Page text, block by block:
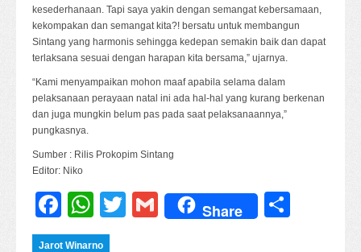
kesederhanaan. Tapi saya yakin dengan semangat kebersamaan,
kekompakan dan semangat kita?! bersatu untuk membangun
Sintang yang harmonis sehingga kedepan semakin baik dan dapat
terlaksana sesuai dengan harapan kita bersama,” ujarnya.
“Kami menyampaikan mohon maaf apabila selama dalam
pelaksanaan perayaan natal ini ada hal-hal yang kurang berkenan
dan juga mungkin belum pas pada saat pelaksanaannya,”
pungkasnya.
Sumber : Rilis Prokopim Sintang
Editor: Niko
Facebook
WhatsApp
TwitterGmail
Share
Jarot Winarno